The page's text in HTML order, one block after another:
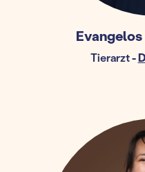
Tierarzt-